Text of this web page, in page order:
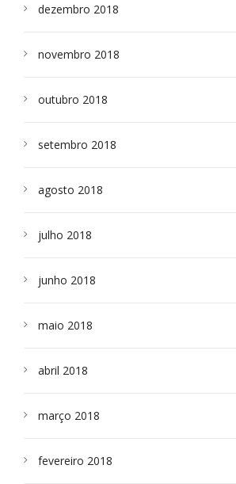
dezembro 2018
novembro 2018
outubro 2018
setembro 2018
agosto 2018
julho 2018
junho 2018
maio 2018
abril 2018
março 2018
fevereiro 2018